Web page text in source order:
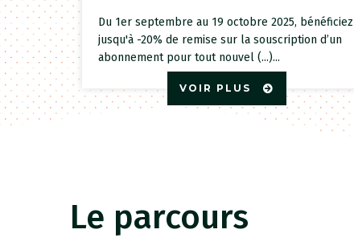
Du 1er septembre au 19 octobre 2025, bénéficiez
jusqu'à -20% de remise sur la souscription d’un
abonnement pour tout nouvel (...)...
VOIR PLUS
Le parcours